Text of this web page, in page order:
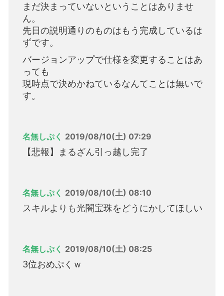
まだ決まっていないということはありませ
ん。
先日の説明通りのものはもう完成しているは
ずです。
バージョンアップで仕様を変更することはあ
っても
現時点で決めかねているなんてことは無いで
す。
名無しぷく 2019/08/10(土) 07:29
【悲報】まるざん引っ越し完了
名無しぷく 2019/08/10(土) 08:10
スキルよりも光闇宝珠をどうにかしてほしい
名無しぷく 2019/08/10(土) 08:25
3位おめぷくｗ